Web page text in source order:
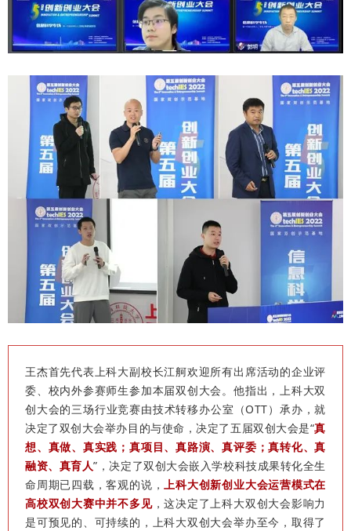
王杰首先代表上科大副校长江舸欢迎所有出席活动的企业评
委、校内外参赛师生参加本届双创大会。他指出，上科大双
创大会的三场行业竞赛由技术转移办公室（OTT）承办，就
决定了双创大会举办目的与使命，决定了五届双创大会是“真
想、真做、真实践；真项目、真路演、真评委；真转化、真
融资、真育人”，决定了双创大会嵌入学校科技成果转化全生
命周期已四载，客观的说，上科大创新创业大会运营模式在
高校双创大赛中并不多见，这决定了上科大双创大会影响力
是可预见的、可持续的，上科大双创大会举办至今，取得了